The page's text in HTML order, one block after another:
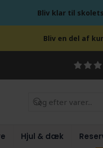
Bliv klar til
Bliv en del af
Hjul & dæk